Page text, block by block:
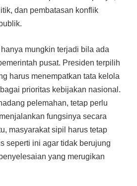
dan pembatasan konflik
mungkin terjadi bila ada
pusat. Presiden terpilih
harus menempatkan tata kelola
prioritas kebijakan nasional.
pelemahan, tetap perlu
fungsinya secara
masyarakat sipil harus tetap
seperti ini agar tidak berujung
yang merugikan